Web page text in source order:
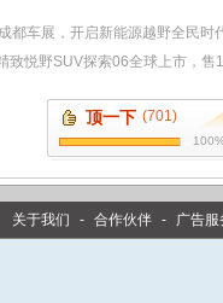
都车展，开启新能源越野全民时
致悦野SUV探索06全球上市，售
顶一下 (701)
关于我们 - 合作伙伴 - 广告服